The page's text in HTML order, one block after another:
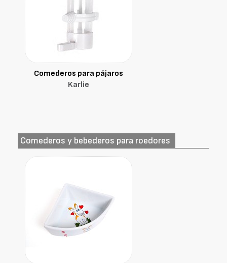
Comederos para pájaros
Karlie
Comederos y bebederos para roedores